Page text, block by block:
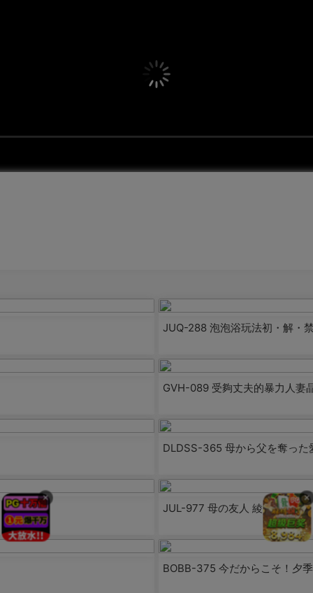
JUQ-288 泡泡浴玩法初・解・
GVH-089 受夠丈夫的暴力人妻
DLDSS-365 母から父を奪った
JUL-977 母の友人 綾瀨麻衣子
BOBB-375 今だからこそ！夕
× ×